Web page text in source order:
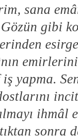
sana
gibi
yapma.
ihmâl
sonra